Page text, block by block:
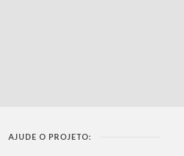
AJUDE O PROJETO: